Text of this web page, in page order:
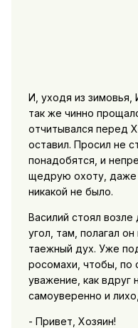
И, уходя из зимовья,
так же чинно
отчитывался перед
оставил. Просил не
понадобятся, и
щедрую охоту, даже
никакой не было.
Василий стоял
угол, там, полагал
таежный дух. Уже
росомахи, чтобы, по
уважение, как вдруг
самоуверенно и
- Привет, Хозяин!